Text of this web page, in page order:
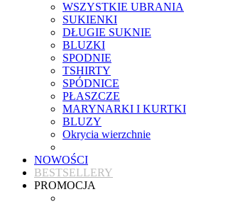
WSZYSTKIE UBRANIA
SUKIENKI
DŁUGIE SUKNIE
BLUZKI
SPODNIE
TSHIRTY
SPÓDNICE
PŁASZCZE
MARYNARKI I KURTKI
BLUZY
Okrycia wierzchnie
NOWOŚCI
BESTSELLERY
PROMOCJA